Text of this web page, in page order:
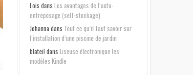
Lois dans Les avantages de l’auto-
entreposage (self-stockage)
Johannadans Tout ce qu’il faut savoir sur
l’installation d’une piscine de jardin
blateil dans Liseuse électronique les
modèles Kindle